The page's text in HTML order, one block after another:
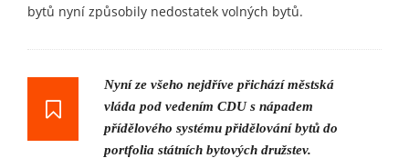
bytů nyní způsobily nedostatek volných bytů.
Nyní ze všeho nejdříve přichází městská
vláda pod vedením CDU s nápadem
přídělového systému přidělování bytů do
portfolia státních bytových družstev.